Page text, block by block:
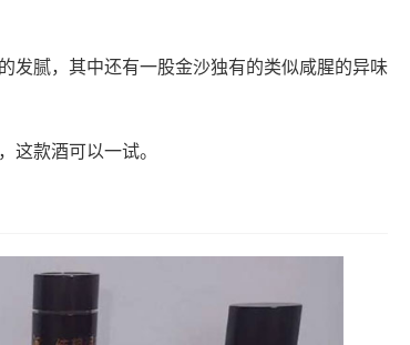
发腻，其中还有一股金沙独有的类似咸腥的异味
这款酒可以一试。